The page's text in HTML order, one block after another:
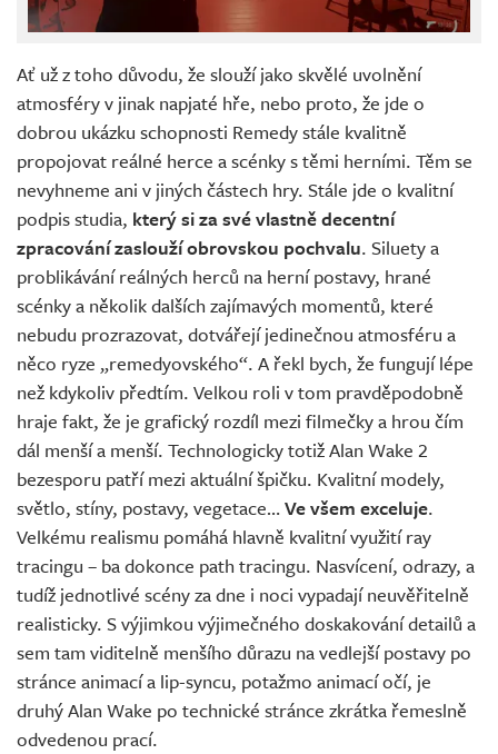
Ať už z toho důvodu, že slouží jako skvělé uvolnění
atmosféry v jinak napjaté hře, nebo proto, že jde o
dobrou ukázku schopnosti Remedy stále kvalitně
propojovat reálné herce a scénky s těmi herními. Těm se
nevyhneme ani v jiných částech hry. Stále jde o kvalitní
podpis studia, který si za své vlastně decentní
zpracování zaslouží obrovskou pochvalu. Siluety a
problikávání reálných herců na herní postavy, hrané
scénky a několik dalších zajímavých momentů, které
nebudu prozrazovat, dotvářejí jedinečnou atmosféru a
něco ryze „remedyovského“. A řekl bych, že fungují lépe
než kdykoliv předtím. Velkou roli v tom pravděpodobně
hraje fakt, že je grafický rozdíl mezi filmečky a hrou čím
dál menší a menší. Technologicky totiž Alan Wake 2
bezesporu patří mezi aktuální špičku. Kvalitní modely,
světlo, stíny, postavy, vegetace…Ve všem exceluje.
Velkému realismu pomáhá hlavně kvalitní využití ray
tracingu – ba dokonce path tracingu. Nasvícení, odrazy, a
tudíž jednotlivé scény za dne i noci vypadají neuvěřitelně
realisticky. S výjimkou výjimečného doskakování detailů a
sem tam viditelně menšího důrazu na vedlejší postavy po
stránce animací a lip-syncu, potažmo animací očí, je
druhý Alan Wake po technické stránce zkrátka řemeslně
odvedenou prací.